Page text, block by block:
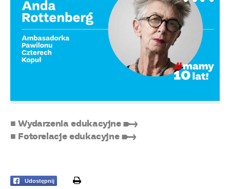
■ Wydarzenia edukacyjne ➸
■ Fotorelacje edukacyjne ➸
Udostępnij print